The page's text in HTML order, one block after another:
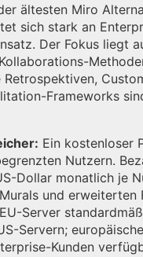
ältesten Miro
sich stark an
Der Fokus liegt
Retrospektiven,
Frameworks
Ein kostenloser
Nutzern.
Dollar monatlich je
und erweiterten
Server
Servern;
Kunden